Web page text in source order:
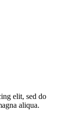
elit, sed do
aliqua.